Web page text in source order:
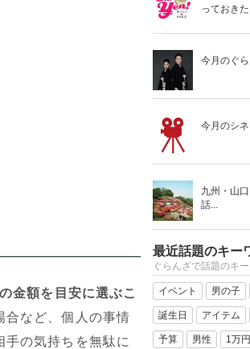
金額を目安に選ぶこ
合など、個人の事情
の気持ちを無駄に
っておき
今月のぐ
今月のシ
九州・山
話...
最近話題のキー
ぐらんざで話題のキ
イベント 男の子
誕生日 アイテム
予算 男性 1万円